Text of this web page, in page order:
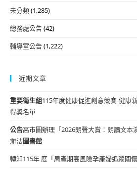
未分類(1,285)
總務處公告(42)
輔導室公告(1,222)
近期文章
重要衛生組115年度健康促進創意競賽-健康
得獎名單
公告高市圖辦理「2026朗聲大賞：朗讀文本
辦法圖書館
轉知115年 度「周產期高風險孕產婦追蹤關懷